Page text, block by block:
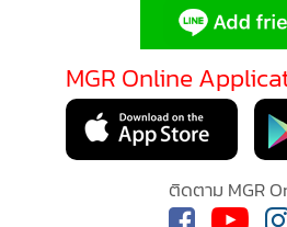
MGR Online
ติดตาม MGR